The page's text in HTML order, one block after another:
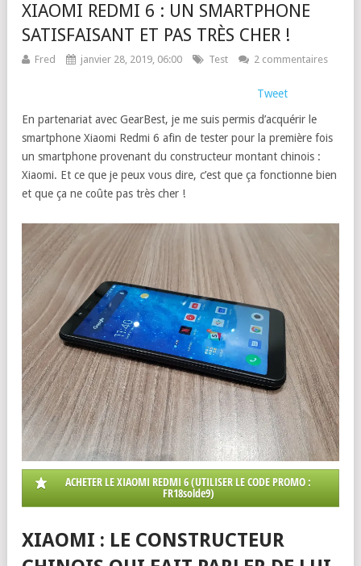
XIAOMI REDMI 6 : UN SMARTPHONE
SATISFAISANT ET PAS TRÈS CHER !
Fred janvier 28, 2019, 06:00 Test 2 commentaires
Tweet
En partenariat avec GearBest, je me suis permis d’acquérir le
smartphone Xiaomi Redmi 6 afin de tester pour la première fois
un smartphone provenant du constructeur montant chinois :
Xiaomi. Et ce que je peux vous dire, c’est que ça fonctionne bien
et que ça ne coûte pas très cher !
ACHETER LE XIAOMI REDMI 6 (UTILISER LE CODE PROMO :
FR18solde9)
XIAOMI : LE CONSTRUCTEUR